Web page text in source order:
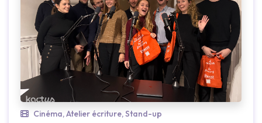
Cinéma, Atelier écriture, Stand-up